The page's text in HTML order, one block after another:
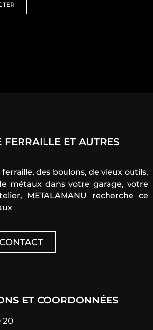
FERRAILLE ET AUTRES
ferraille, des boulons, de vieux outils,
métaux dans votre garage, votre
METALAMANU recherche ce
ET COORDONNÉES
20